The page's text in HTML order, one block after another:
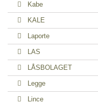
Kabe
KALE
Laporte
LAS
LÅSBOLAGET
Legge
Lince